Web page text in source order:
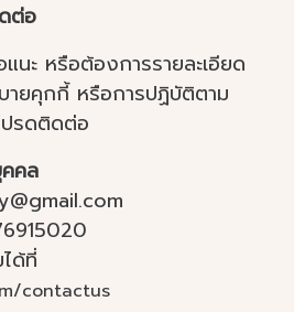
ต่อ
นะ หรือต้องการรายละเอียด
ายคุกกี้ หรือการปฏิบัติตาม
รดติดต่อ
คล
ด้ที่
contactus